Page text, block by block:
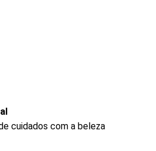
cuidados com a beleza